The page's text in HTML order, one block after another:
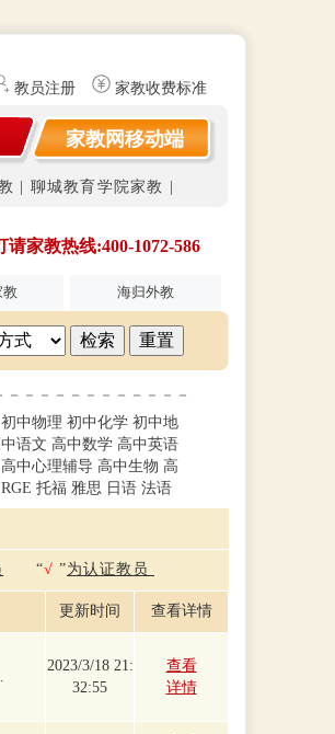
教师资格证）提供勤工俭学、社会实践兼职
教员注册 家教收费标准
家教网移动端
聊城教育学院家教
请家教热线:400-1072-586
教 海归外教
－－－－－－－－－－－
初中物理 初中化学 初中地
语文 高中数学 高中英语
高中心理辅导 高中生物 高
RGE 托福 雅思 日语 法语
“√ ”为认证教员
更新时间 查看详情
2023/3/18 21:
32:55
查看
详情